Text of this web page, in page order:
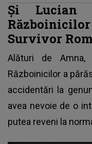
Și Lucian
Survivor
Alături de Amna,
Războinicilor a
accidentări la
avea nevoie de o
putea reveni la